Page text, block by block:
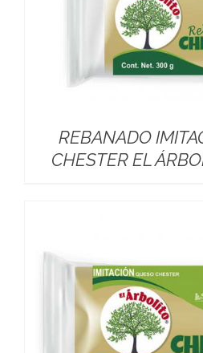
REBANADO
CHESTER EL